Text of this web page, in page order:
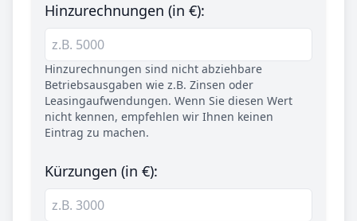
Hinzurechnungen (in €):
Hinzurechnungen sind nicht abziehbare
Betriebsausgaben wie z.B. Zinsen oder
Leasingaufwendungen. Wenn Sie diesen Wert
nicht kennen, empfehlen wir Ihnen keinen
Eintrag zu machen.
Kürzungen (in €):